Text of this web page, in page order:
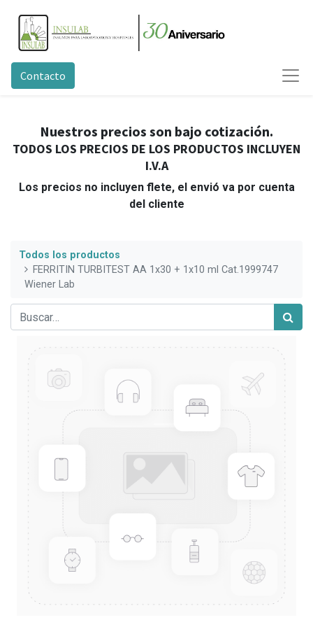
Contacto
Nuestros precios son bajo cotización.
TODOS LOS PRECIOS DE LOS PRODUCTOS INCLUYEN
I.V.A
Los precios no incluyen flete, el envió va por cuenta
del cliente
Todos los productos
FERRITIN TURBITEST AA 1x30 + 1x10 ml Cat.1999747
Wiener Lab